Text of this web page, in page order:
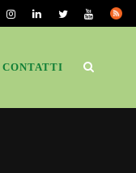
CONTATTI